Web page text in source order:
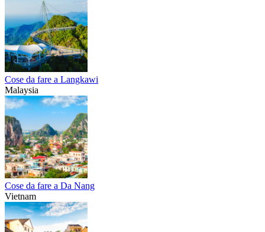
Cose da fare a Langkawi
Malaysia
Cose da fare a Da Nang
Vietnam